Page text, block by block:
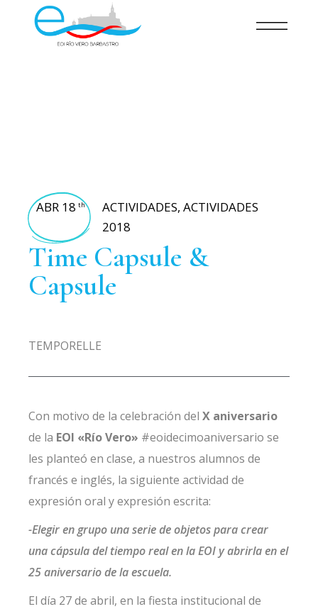
ABR 18 th ACTIVIDADES,ACTIVIDADES
2018
Time Capsule &
Capsule
TEMPORELLE
Con motivo de la celebración delX aniversario
de la EOI «Río Vero» #eoidecimoaniversario se
les planteó en clase, a nuestros alumnos de
francés e inglés, la siguiente actividad de
expresión oral y expresión escrita:
-Elegir en grupo una serie de objetos para crear
una cápsula del tiempo real en la EOI y abrirla en el
25 aniversario de la escuela.
El día 27 de abril, en la fiesta institucional de